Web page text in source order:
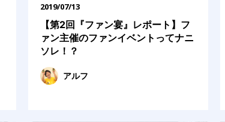
2019/07/13
【第2回『ファン宴』レポート】フ
ァン主催のファンイベントってナニ
ソレ！？
アルフ